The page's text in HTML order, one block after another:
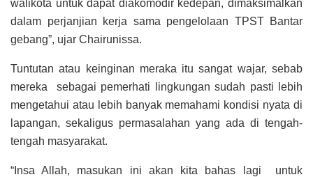
walikota untuk dapat diakomodir kedepan, dimaksimalkan
dalam perjanjian kerja sama pengelolaan TPST Bantar
gebang”, ujar Chairunissa.
Tuntutan atau keinginan meraka itu sangat wajar, sebab
mereka sebagai pemerhati lingkungan sudah pasti lebih
mengetahui atau lebih banyak memahami kondisi nyata di
lapangan, sekaligus permasalahan yang ada di tengah-
tengah masyarakat.
“Insa Allah, masukan ini akan kita bahas lagi untuk